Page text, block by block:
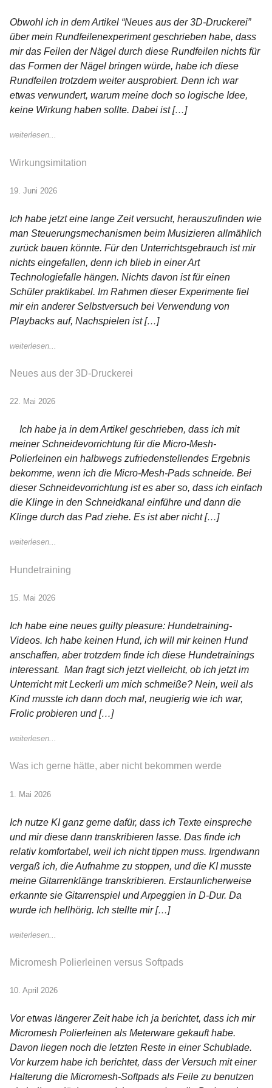
Obwohl ich in dem Artikel “Neues aus der 3D-Druckerei”
über mein Rundfeilenexperiment geschrieben habe, dass
mir das Feilen der Nägel durch diese Rundfeilen nichts für
das Formen der Nägel bringen würde, habe ich diese
Rundfeilen trotzdem weiter ausprobiert. Denn ich war
etwas verwundert, warum meine doch so logische Idee,
keine Wirkung haben sollte. Dabei ist […]
weiterlesen...
Wirkungsimitation
19. Juni 2026
Ich habe jetzt eine lange Zeit versucht, herauszufinden wie
man Steuerungsmechanismen beim Musizieren allmählich
zurück bauen könnte. Für den Unterrichtsgebrauch ist mir
nichts eingefallen, denn ich blieb in einer Art
Technologiefalle hängen. Nichts davon ist für einen
Schüler praktikabel. Im Rahmen dieser Experimente fiel
mir ein anderer Selbstversuch bei Verwendung von
Playbacks auf, Nachspielen ist […]
weiterlesen...
Neues aus der 3D-Druckerei
22. Mai 2026
Ich habe ja in dem Artikel geschrieben, dass ich mit
meiner Schneidevorrichtung für die Micro-Mesh-
Polierleinen ein halbwegs zufriedenstellendes Ergebnis
bekomme, wenn ich die Micro-Mesh-Pads schneide. Bei
dieser Schneidevorrichtung ist es aber so, dass ich einfach
die Klinge in den Schneidkanal einführe und dann die
Klinge durch das Pad ziehe. Es ist aber nicht […]
weiterlesen...
Hundetraining
15. Mai 2026
Ich habe eine neues guilty pleasure: Hundetraining-
Videos. Ich habe keinen Hund, ich will mir keinen Hund
anschaffen, aber trotzdem finde ich diese Hundetrainings
interessant. Man fragt sich jetzt vielleicht, ob ich jetzt im
Unterricht mit Leckerli um mich schmeiße? Nein, weil als
Kind musste ich dann doch mal, neugierig wie ich war,
Frolic probieren und […]
weiterlesen...
Was ich gerne hätte, aber nicht bekommen werde
1. Mai 2026
Ich nutze KI ganz gerne dafür, dass ich Texte einspreche
und mir diese dann transkribieren lasse. Das finde ich
relativ komfortabel, weil ich nicht tippen muss. Irgendwann
vergaß ich, die Aufnahme zu stoppen, und die KI musste
meine Gitarrenklänge transkribieren. Erstaunlicherweise
erkannte sie Gitarrenspiel und Arpeggien in D-Dur. Da
wurde ich hellhörig. Ich stellte mir […]
weiterlesen...
Micromesh Polierleinen versus Softpads
10. April 2026
Vor etwas längerer Zeit habe ich ja berichtet, dass ich mir
Micromesh Polierleinen als Meterware gekauft habe.
Davon liegen noch die letzten Reste in einer Schublade.
Vor kurzem habe ich berichtet, dass der Versuch mit einer
Halterung die Micromesh-Softpads als Feile zu benutzen